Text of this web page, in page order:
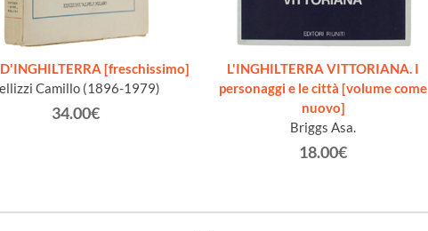
[freschissimo]
Camillo (1896-1979)
34.00€
L'INGHILTERRA VITTORIANA. I
personaggi e le città [volume come
nuovo]
Briggs Asa.
18.00€